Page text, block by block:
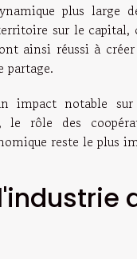
plus large
sur le capital,
ainsi réussi à
partage.
notable sur
rôle des
reste le plus